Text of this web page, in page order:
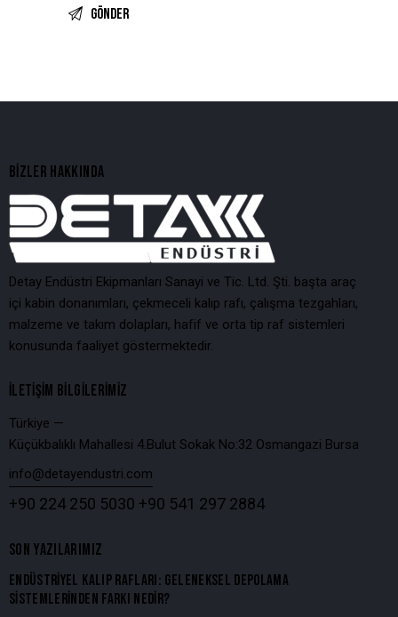
BIZLER HAKKINDA
Detay Endüstri Ekipmanları Sanayi ve Tic. Ltd. Şti. başta araç
içi kabin donanımları, çekmeceli kalıp rafı, çalışma tezgahları,
malzeme ve takım dolapları, hafif ve orta tip raf sistemleri
konusunda faaliyet göstermektedir.
İLETIŞIM BILGILERIMIZ
Türkiye —
Küçükbalıklı Mahallesi 4.Bulut Sokak No:32 Osmangazi Bursa
info@detayendustri.com
+90 224 250 5030 +90 541 297 2884
SON YAZILARIMIZ
ENDÜSTRIYEL KALIP RAFLARI: GELENEKSEL DEPOLAMA
SISTEMLERINDEN FARKI NEDIR?